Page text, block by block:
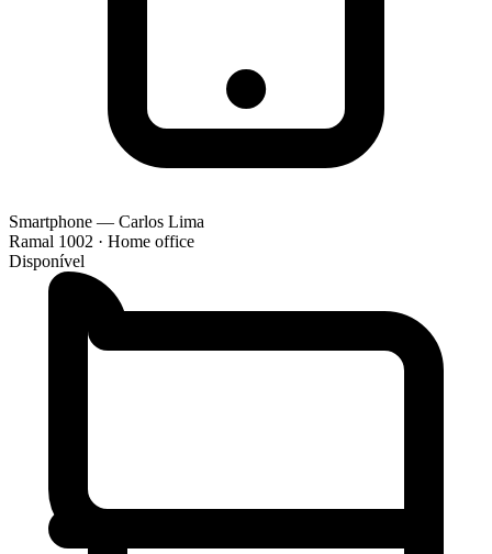
Smartphone — Carlos Lima
Ramal 1002 · Home office
Disponível